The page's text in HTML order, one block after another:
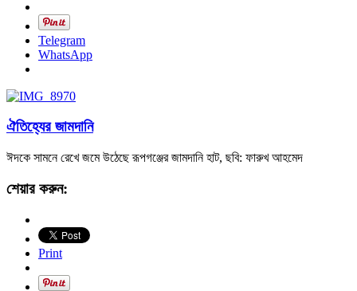
Telegram
WhatsApp
ঐতিহ্যের জামদানি
ঈদকে সামনে রেখে জমে উঠেছে রূপগঞ্জের জামদানি হাট, ছবি: ফারুখ আহমেদ
শেয়ার করুন:
Print